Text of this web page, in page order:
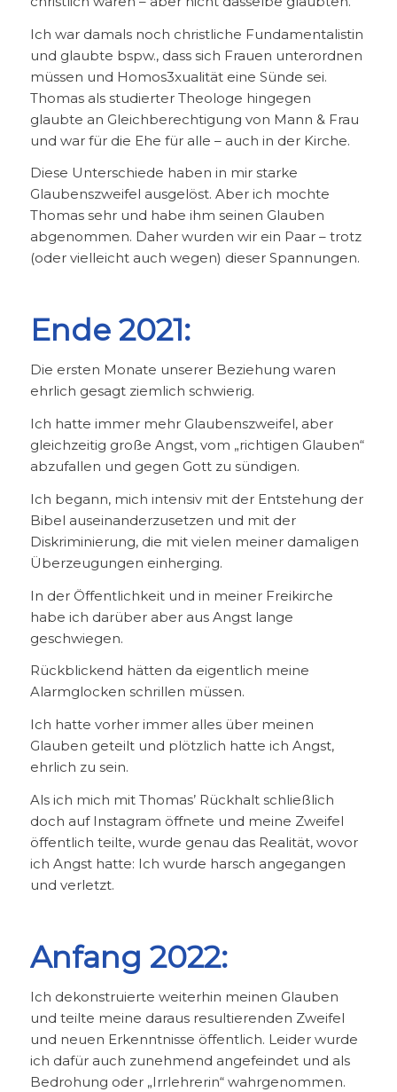
Ich war damals noch christliche Fundamentalistin
und glaubte bspw., dass sich Frauen unterordnen
müssen und Homos3xualität eine Sünde sei.
Thomas als studierter Theologe hingegen
glaubte an Gleichberechtigung von Mann & Frau
und war für die Ehe für alle – auch in der Kirche.
Diese Unterschiede haben in mir starke
Glaubenszweifel ausgelöst. Aber ich mochte
Thomas sehr und habe ihm seinen Glauben
abgenommen. Daher wurden wir ein Paar – trotz
(oder vielleicht auch wegen) dieser Spannungen.
Ende 2021:
Die ersten Monate unserer Beziehung waren
ehrlich gesagt ziemlich schwierig.
Ich hatte immer mehr Glaubenszweifel, aber
gleichzeitig große Angst, vom „richtigen Glauben“
abzufallen und gegen Gott zu sündigen.
Ich begann, mich intensiv mit der Entstehung der
Bibel auseinanderzusetzen und mit der
Diskriminierung, die mit vielen meiner damaligen
Überzeugungen einherging.
In der Öffentlichkeit und in meiner Freikirche
habe ich darüber aber aus Angst lange
geschwiegen.
Rückblickend hätten da eigentlich meine
Alarmglocken schrillen müssen.
Ich hatte vorher immer alles über meinen
Glauben geteilt und plötzlich hatte ich Angst,
ehrlich zu sein.
Als ich mich mit Thomas’ Rückhalt schließlich
doch auf Instagram öffnete und meine Zweifel
öffentlich teilte, wurde genau das Realität, wovor
ich Angst hatte: Ich wurde harsch angegangen
und verletzt.
Anfang 2022:
Ich dekonstruierte weiterhin meinen Glauben
und teilte meine daraus resultierenden Zweifel
und neuen Erkenntnisse öffentlich. Leider wurde
ich dafür auch zunehmend angefeindet und als
Bedrohung oder „Irrlehrerin“ wahrgenommen.